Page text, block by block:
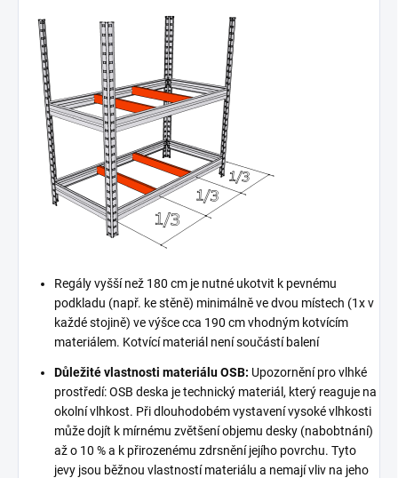
Regály vyšší než 180 cm je nutné ukotvit k pevnému
podkladu (např. ke stěně) minimálně ve dvou místech (1x v
každé stojině) ve výšce cca 190 cm vhodným kotvícím
materiálem. Kotvící materiál není součástí balení
Důležité vlastnosti materiálu OSB: Upozornění pro vlhké
prostředí: OSB deska je technický materiál, který reaguje na
okolní vlhkost. Při dlouhodobém vystavení vysoké vlhkosti
může dojít k mírnému zvětšení objemu desky (nabobtnání)
až o 10 % a k přirozenému zdrsnění jejího povrchu. Tyto
jevy jsou běžnou vlastností materiálu a nemají vliv na jeho